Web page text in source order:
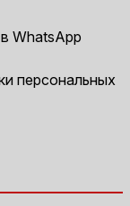
WhatsApp
персональных